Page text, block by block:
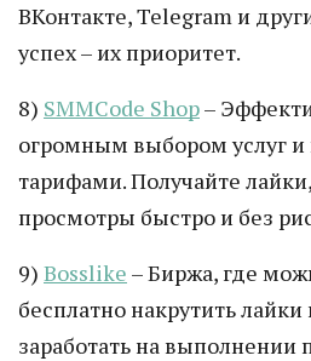
ВКонтакте, Telegram и
успех – их приоритет.
8) SMMCode Shop–
огромным выбором услуг
тарифами. Получайте
просмотры быстро и без
9) Bosslike – Биржа, где
бесплатно накрутить
заработать на выполнении